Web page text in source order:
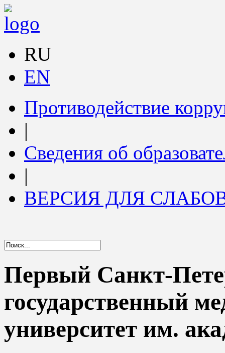
RU
EN
Противодействие
|
Сведения об
|
ВЕРСИЯ ДЛЯ
Первый Санкт-
государственный
университет им.